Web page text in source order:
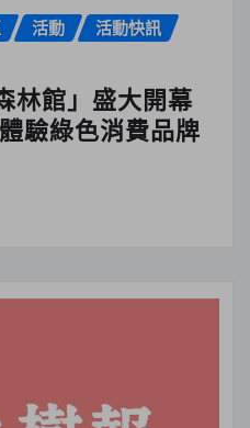
活動
活動快訊
林館」盛大開幕
驗綠色消費品牌